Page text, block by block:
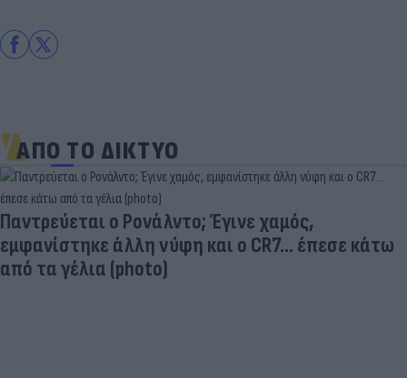
ΑΠΟ ΤΟ ΔΙΚΤΥΟ
Παντρεύεται ο Ρονάλντο; Έγινε χαμός,
εμφανίστηκε άλλη νύφη και ο CR7… έπεσε κάτω
από τα γέλια (photo)